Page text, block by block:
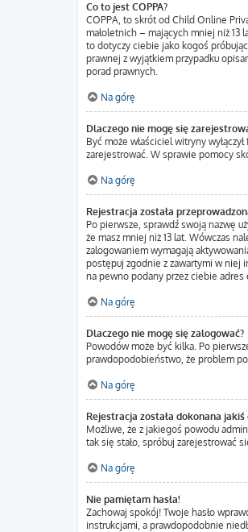
Co to jest COPPA?
COPPA, to skrót od Child Online
małoletnich – mających mniej niż
to dotyczy ciebie jako kogoś
prawnej z wyjątkiem przypadku
porad prawnych.
Na górę
Dlaczego nie mogę się
Być może właściciel witryny
zarejestrować. W sprawie pomocy
Na górę
Rejestracja została
Po pierwsze, sprawdź swoją nazwę
że masz mniej niż 13 lat. Wówczas
zalogowaniem wymagają
postępuj zgodnie z zawartymi w niej
na pewno podany przez ciebie
Na górę
Dlaczego nie mogę się zalogować?
Powodów może być kilka. Po
prawdopodobieństwo, że problem
Na górę
Rejestracja została dokonana
Możliwe, że z jakiegoś powodu
tak się stało, spróbuj zarejestrować
Na górę
Nie pamiętam hasła!
Zachowaj spokój! Twoje hasło
instrukcjami, a prawdopodobnie